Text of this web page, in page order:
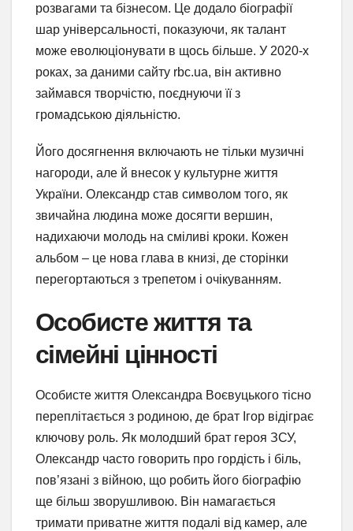
розвагами та бізнесом. Це додало біографії
шар універсальності, показуючи, як талант
може еволюціонувати в щось більше. У 2020-х
роках, за даними сайту rbc.ua, він активно
займався творчістю, поєднуючи її з
громадською діяльністю.
Його досягнення включають не тільки музичні
нагороди, але й внесок у культурне життя
України. Олександр став символом того, як
звичайна людина може досягти вершин,
надихаючи молодь на сміливі кроки. Кожен
альбом – це нова глава в книзі, де сторінки
перегортаються з трепетом і очікуванням.
Особисте життя та
сімейні цінності
Особисте життя Олександра Воєвуцького тісно
переплітається з родиною, де брат Ігор відіграє
ключову роль. Як молодший брат героя ЗСУ,
Олександр часто говорить про гордість і біль,
пов’язані з війною, що робить його біографію
ще більш зворушливою. Він намагається
тримати приватне життя подалі від камер, але